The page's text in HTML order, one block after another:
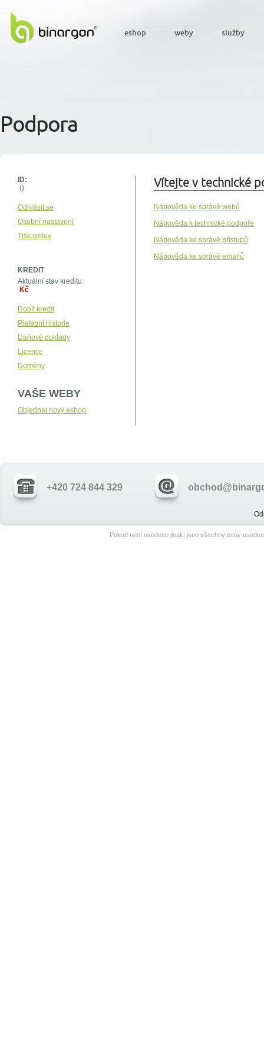
Podpora
ID:
()
Odhlásit se
Osobní nastavení
Tisk smluv
KREDIT
Aktuální stav kreditu:
Kč
Dobít kredit
Platební historie
Daňové doklady
Licence
Domény
VAŠE WEBY
Objednat nový eshop
Vítejte v technické
Nápověda ke správě webů
Nápověda k technické podpoře
Nápověda ke správě přístupů
Nápověda ke správě emailů
+420 724 844 329
Pokud není uvedeno jinak, jsou všechny ceny
eshop weby služby